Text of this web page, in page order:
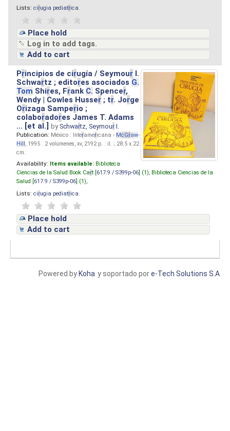
Lists: cirugia pediatrica
Place hold
Log in to add tags.
Add to cart
Principios de cirugía / Seymour I.
Schwartz ; editores asociados G.
Tom Shires, Frank C. Spencer,
Wendy | Cowles Husser ; tr. Jorge
Orizaga Samperio ;
colaboradores James T. Adams
... [et al.]by Schwartz, Seymour I.
Publication: México : Interamericana - McGraw-
Hill, 1995 . 2 volúmenes, xv, 2192 p. : il. ; 28.5 x 22
cm.
Availability: Items available: Biblioteca
Ciencias de la Salud Book Cart [ 617.9 / S399p-06 ] (1), Biblioteca Ciencias de la
Salud [ 617.9 / S399p-06 ] (1),
Lists: cirugia pediatrica
Place hold
Add to cart
y soportado pore-Tech Solutions S.A
Powered by Koha